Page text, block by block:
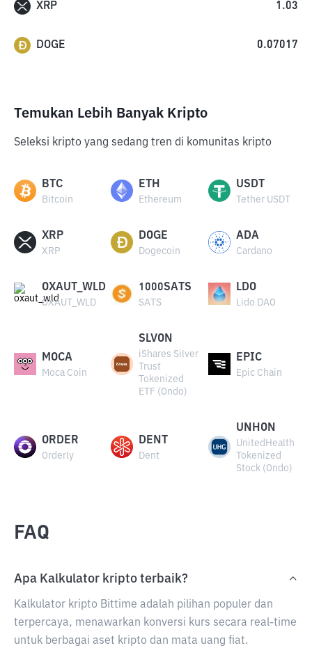
XRP 1.03
DOGE 0.07017
Temukan Lebih Banyak Kripto
Seleksi kripto yang sedang tren di komunitas kripto
BTC
Bitcoin
ETH
Ethereum
USDT
Tether USDT
XRP
XRP
DOGE
Dogecoin
ADA
Cardano
OXAUT_WLD
OXAUT_WLD
1000SATS
SATS
LDO
Lido DAO
MOCA
Moca Coin
SLVON
iShares Silver
Trust
Tokenized
ETF (Ondo)
EPIC
Epic Chain
ORDER
Orderly
DENT
Dent
UNHON
UnitedHealth
Tokenized
Stock (Ondo)
FAQ
Apa Kalkulator kripto terbaik?
Kalkulator kripto Bittime adalah pilihan populer dan
terpercaya, menawarkan konversi kurs secara real-time
untuk berbagai aset kripto dan mata uang fiat.